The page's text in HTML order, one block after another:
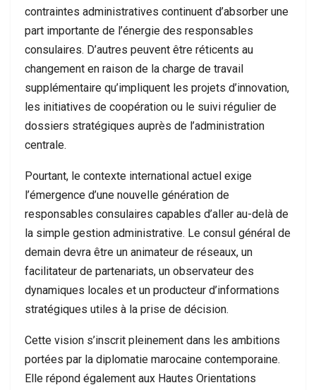
contraintes administratives continuent d’absorber une
part importante de l’énergie des responsables
consulaires. D’autres peuvent être réticents au
changement en raison de la charge de travail
supplémentaire qu’impliquent les projets d’innovation,
les initiatives de coopération ou le suivi régulier de
dossiers stratégiques auprès de l’administration
centrale.
Pourtant, le contexte international actuel exige
l’émergence d’une nouvelle génération de
responsables consulaires capables d’aller au-delà de
la simple gestion administrative. Le consul général de
demain devra être un animateur de réseaux, un
facilitateur de partenariats, un observateur des
dynamiques locales et un producteur d’informations
stratégiques utiles à la prise de décision.
Cette vision s’inscrit pleinement dans les ambitions
portées par la diplomatie marocaine contemporaine.
Elle répond également aux Hautes Orientations